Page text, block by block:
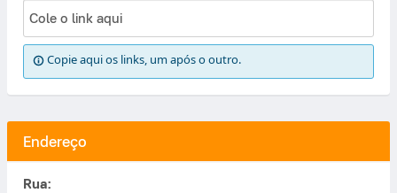
Copie aqui os links, um após o outro.
Endereço
Rua: